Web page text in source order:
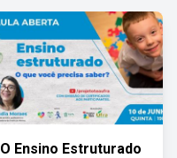
O Ensino Estruturado